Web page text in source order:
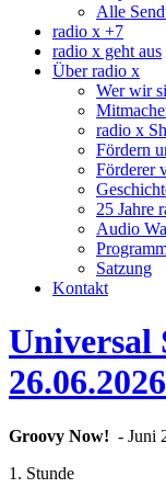
Alle
radio x +7
radio x geht aus
Über radio x
Wer wir
radio x
Fördern
Förderer
25 Jahre
Audio
Satzung
Kontakt
Universal
26.06.2026
Groovy Now! - Juni
1. Stunde